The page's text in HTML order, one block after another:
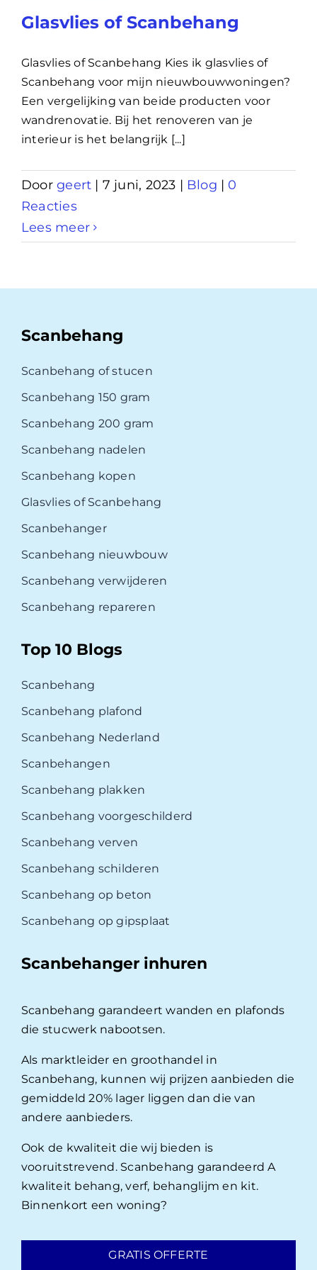
Glasvlies of Scanbehang
Glasvlies of Scanbehang Kies ik glasvlies of
Scanbehang voor mijn nieuwbouwwoningen?
Een vergelijking van beide producten voor
wandrenovatie. Bij het renoveren van je
interieur is het belangrijk [...]
Doorgeert | 7 juni, 2023 | Blog | 0
Reacties
Lees meer
Scanbehang
Scanbehang of stucen
Scanbehang 150 gram
Scanbehang 200 gram
Scanbehang nadelen
Scanbehang kopen
Glasvlies of Scanbehang
Scanbehanger
Scanbehang nieuwbouw
Scanbehang verwijderen
Scanbehang repareren
Top 10 Blogs
Scanbehang
Scanbehang plafond
Scanbehang Nederland
Scanbehangen
Scanbehang plakken
Scanbehang voorgeschilderd
Scanbehang verven
Scanbehang schilderen
Scanbehang op beton
Scanbehang op gipsplaat
Scanbehanger inhuren
Scanbehang garandeert wanden en plafonds
die stucwerk nabootsen.
Als marktleider en groothandel in
Scanbehang, kunnen wij prijzen aanbieden die
gemiddeld 20% lager liggen dan die van
andere aanbieders.
Ook de kwaliteit die wij bieden is
vooruitstrevend. Scanbehang garandeerd A
kwaliteit behang, verf, behanglijm en kit.
Binnenkort een woning?
GRATIS OFFERTE